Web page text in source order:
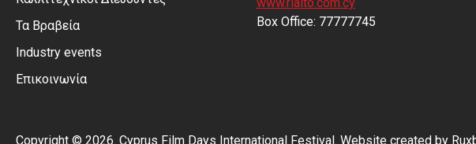
Τα Βραβεία
Industry events
Επικοινωνία
Βοx Office: 77777745
Copyright © 2026. Cyprus Film Days International Festival. Website created by